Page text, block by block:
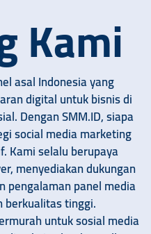
Kami
asal Indonesia yang
digital untuk bisnis di
Dengan SMM.ID, siapa
social media marketing
Kami selalu berupaya
menyediakan dukungan
pengalaman panel media
berkualitas tinggi.
untuk sosial media